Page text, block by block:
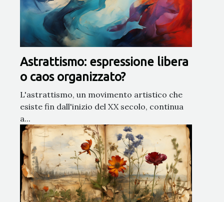
Astrattismo: espressione libera
o caos organizzato?
L'astrattismo, un movimento artistico che
esiste fin dall'inizio del XX secolo, continua
a...